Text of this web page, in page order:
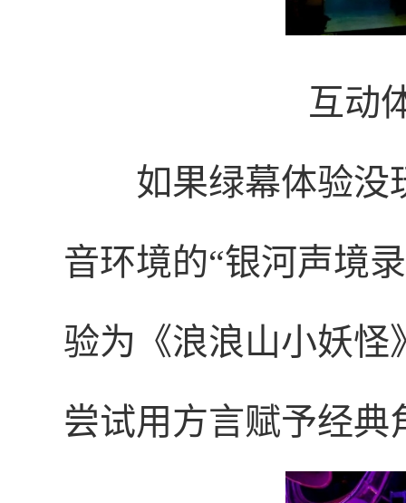
互动
如果绿幕体验没
音环境的“银河声境
验为《浪浪山小妖怪
尝试用方言赋予经典